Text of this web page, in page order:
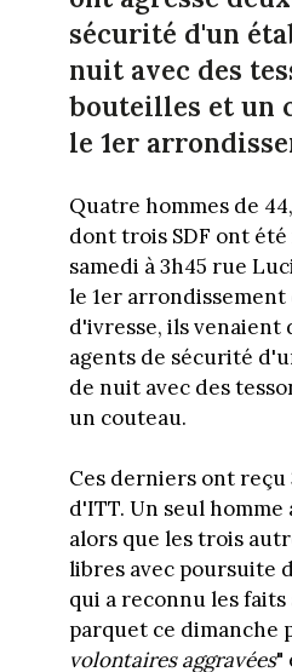
sécurité d'un
nuit avec des
bouteilles et un
le 1er
Quatre hommes de
dont trois SDF ont
samedi à 3h45 rue
le 1er arrondissement
d'ivresse, ils venaient
agents de sécurité
de nuit avec des
un couteau.
Ces derniers ont reçu
d'ITT. Un seul
alors que les trois
libres avec poursuite
qui a reconnu les
parquet ce dimanche
volontaires aggravées"